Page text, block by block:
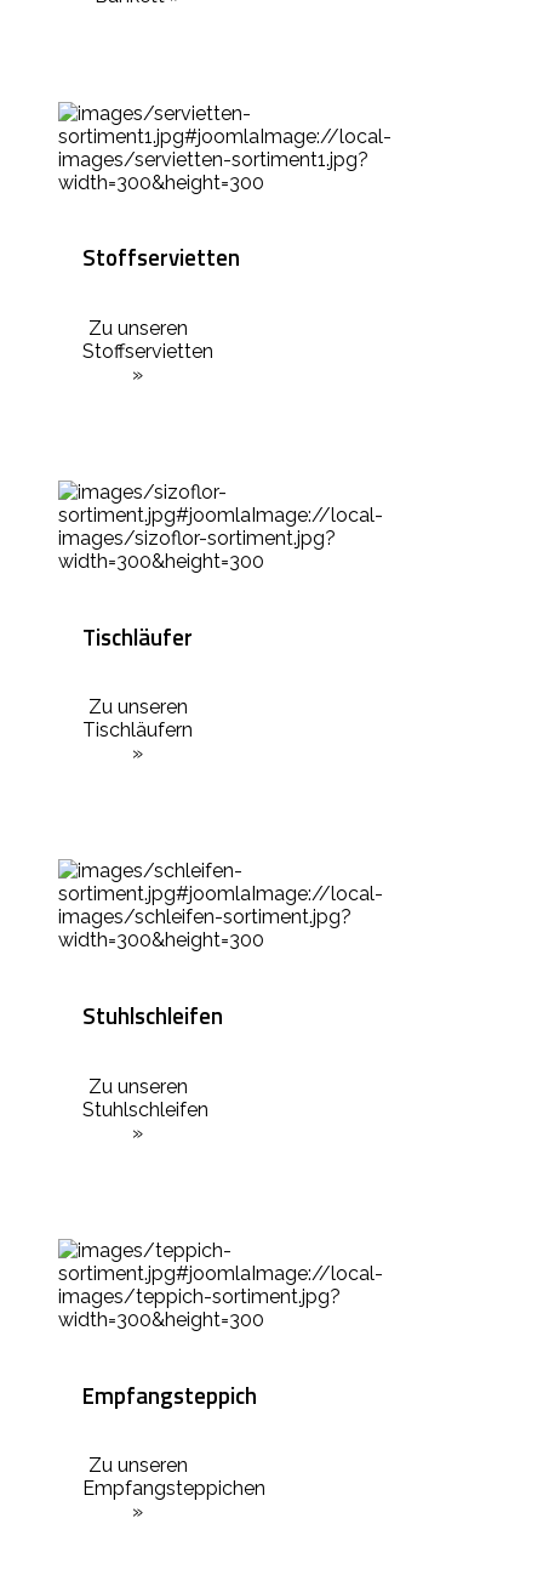
Stoffservietten
Zu unseren
Stoffservietten
»
Tischläufer
Zu unseren
Tischläufern
»
Stuhlschleifen
Zu unseren
Stuhlschleifen
»
Empfangsteppich
Zu unseren
Empfangsteppichen
»